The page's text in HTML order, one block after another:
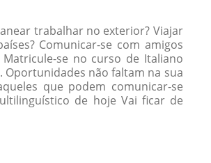
trabalhar no exterior? Viajar
Comunicar-se com amigos
Matricule-se no curso de Italiano
Oportunidades não faltam na sua
que podem comunicar-se
de hoje Vai ficar de